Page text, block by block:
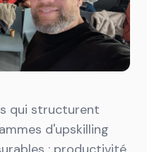
qui structurent
d'upskilling